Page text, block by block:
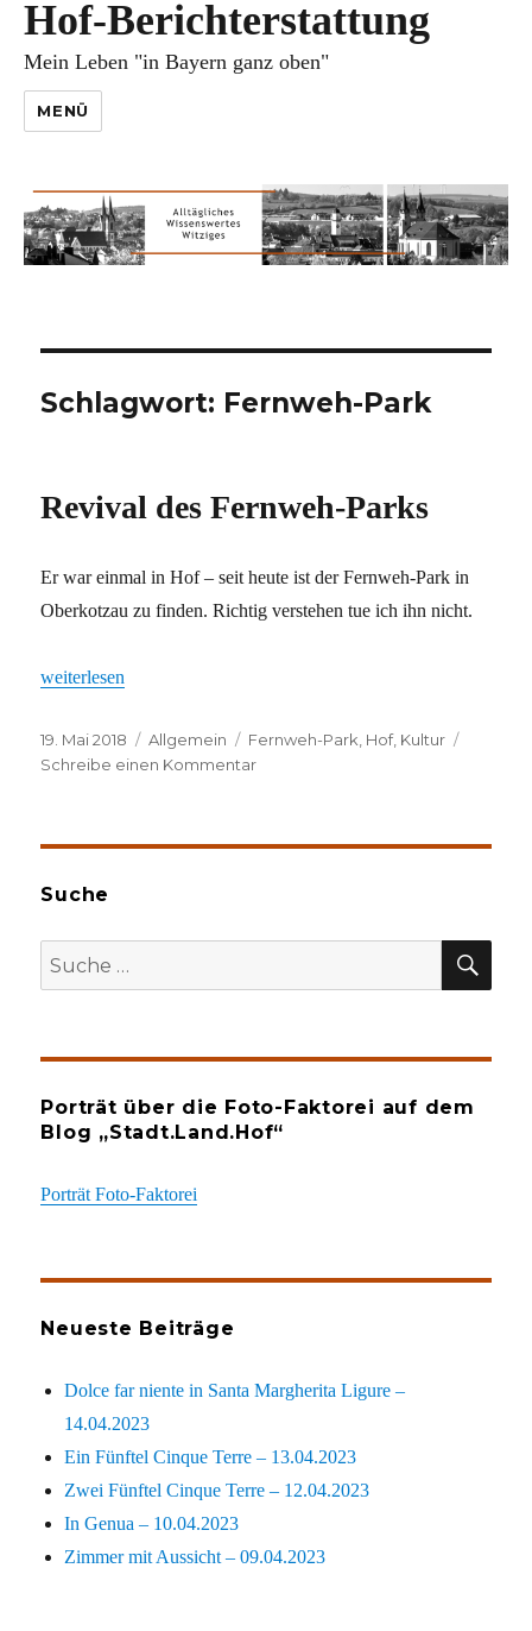
Hof-Berichterstattung
Mein Leben "in Bayern ganz oben"
MENÜ
Schlagwort: Fernweh-Park
Revival des Fernweh-Parks
Er war einmal in Hof – seit heute ist der Fernweh-Park in
Oberkotzau zu finden. Richtig verstehen tue ich ihn nicht.
„Revival des Fernweh-Parks“
weiterlesen
Veröffentlicht
am
19. Mai 2018 Kategorien
Allgemein Schlagwörter
Fernweh-Park Hof, Kultur
Schreibe einen Kommentarzu
Suche
Suche
nach:
Porträt über die Foto-Faktorei auf dem
Blog „Stadt.Land.Hof“
Porträt Foto-Faktorei
Neueste Beiträge
Dolce far niente in Santa Margherita Ligure –
14.04.2023
Ein Fünftel Cinque Terre – 13.04.2023
Zwei Fünftel Cinque Terre – 12.04.2023
In Genua – 10.04.2023
Zimmer mit Aussicht – 09.04.2023